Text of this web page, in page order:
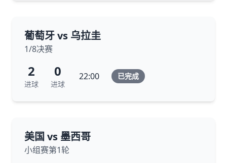
葡萄牙 vs 乌拉圭
1/8决赛
2
进球
0
进球
22:00 已完成
美国 vs 墨西哥
小组赛第1轮